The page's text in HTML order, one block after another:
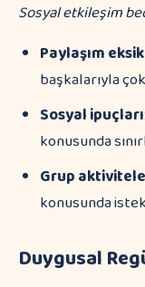
Sosyal etkileşim
Paylaşım
başkalarıyla
Sosyal ipuçları
konusunda
Grup
konusunda
Duygusal